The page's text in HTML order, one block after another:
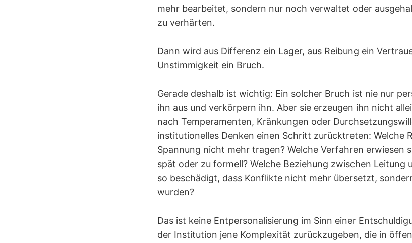
mehr bearbeitet, sondern nur noch verwaltet oder
zu verhärten.
Dann wird aus Differenz ein Lager, aus Reibung ein
Unstimmigkeit ein Bruch.
Gerade deshalb ist wichtig: Ein solcher Bruch ist nie nur
ihn aus und verkörpern ihn. Aber sie erzeugen ihn nicht
nach Temperamenten, Kränkungen oder
institutionelles Denken einen Schritt zurücktreten: Welche
Spannung nicht mehr tragen? Welche Verfahren erwiesen
spät oder zu formell? Welche Beziehung zwischen Leitung
so beschädigt, dass Konflikte nicht mehr übersetzt,
wurden?
Das ist keine Entpersonalisierung im Sinn einer
der Institution jene Komplexität zurückzugeben, die in